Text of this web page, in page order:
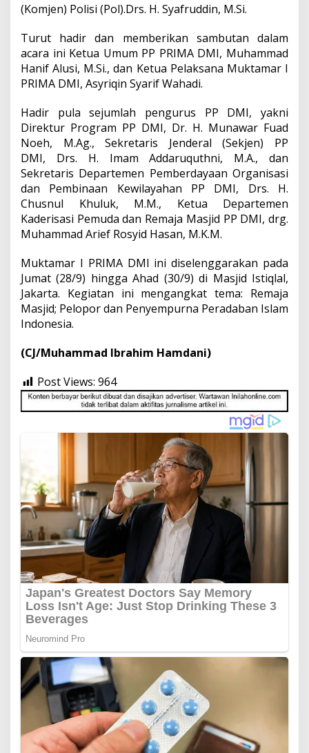
(Komjen) Polisi (Pol).Drs. H. Syafruddin, M.Si.
Turut hadir dan memberikan sambutan dalam
acara ini Ketua Umum PP PRIMA DMI, Muhammad
Hanif Alusi, M.Si., dan Ketua Pelaksana Muktamar I
PRIMA DMI, Asyriqin Syarif Wahadi.
Hadir pula sejumlah pengurus PP DMI, yakni
Direktur Program PP DMI, Dr. H. Munawar Fuad
Noeh, M.Ag., Sekretaris Jenderal (Sekjen) PP
DMI, Drs. H. Imam Addaruquthni, M.A., dan
Sekretaris Departemen Pemberdayaan Organisasi
dan Pembinaan Kewilayahan PP DMI, Drs. H.
Chusnul Khuluk, M.M., Ketua Departemen
Kaderisasi Pemuda dan Remaja Masjid PP DMI, drg.
Muhammad Arief Rosyid Hasan, M.K.M.
Muktamar I PRIMA DMI ini diselenggarakan pada
Jumat (28/9) hingga Ahad (30/9) di Masjid Istiqlal,
Jakarta. Kegiatan ini mengangkat tema: Remaja
Masjid; Pelopor dan Penyempurna Peradaban Islam
Indonesia.
(CJ/Muhammad Ibrahim Hamdani)
Post Views: 964